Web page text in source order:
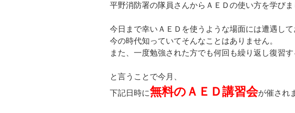
平野消防署の隊員さんからＡＥＤの使い方を学びま
今日まで幸いＡＥＤを使うような場面には遭遇して
今の時代知っていてそんなことはありません。
また、一度勉強された方でも何回も繰り返し復習す
と言うことで今月、
下記日時に無料のＡＥＤ講習会が催され